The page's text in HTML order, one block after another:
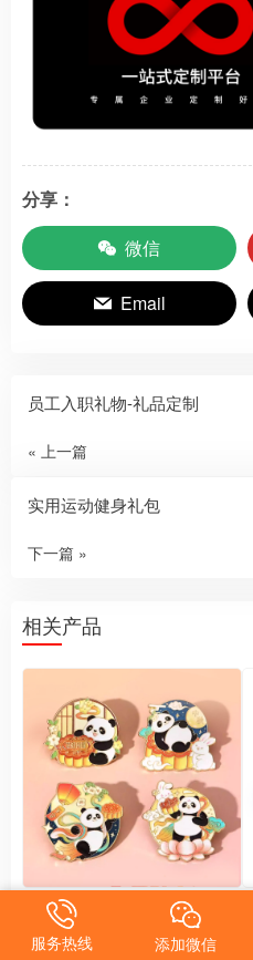
分享：
微信
Email
员工入职礼物-礼品定制
« 上一篇
实用运动健身礼包
下一篇 »
相关产品
金属徽章 熊猫金属胸针 节日
服务热线 添加微信